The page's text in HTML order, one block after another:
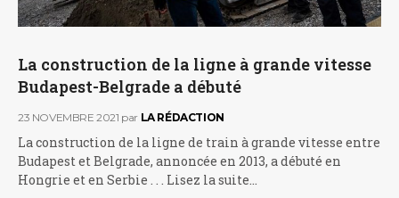
La construction de la ligne à grande vitesse
Budapest-Belgrade a débuté
23 NOVEMBRE 2021 par LA RÉDACTION
La construction de la ligne de train à grande vitesse entre
Budapest et Belgrade, annoncée en 2013, a débuté en
Hongrie et en Serbie . . . Lisez la suite…